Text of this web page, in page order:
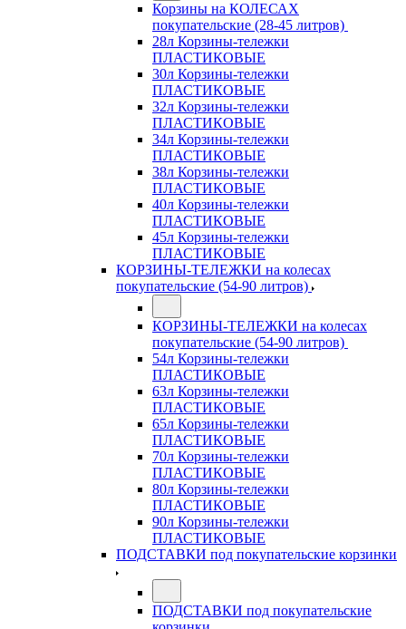
Корзины на КОЛЕСАХ
покупательские (28-45 литров)
28л Корзины-тележки
ПЛАСТИКОВЫЕ
30л Корзины-тележки
ПЛАСТИКОВЫЕ
32л Корзины-тележки
ПЛАСТИКОВЫЕ
34л Корзины-тележки
ПЛАСТИКОВЫЕ
38л Корзины-тележки
ПЛАСТИКОВЫЕ
40л Корзины-тележки
ПЛАСТИКОВЫЕ
45л Корзины-тележки
ПЛАСТИКОВЫЕ
КОРЗИНЫ-ТЕЛЕЖКИ на колесах
покупательские (54-90 литров)
КОРЗИНЫ-ТЕЛЕЖКИ на колесах
покупательские (54-90 литров)
54л Корзины-тележки
ПЛАСТИКОВЫЕ
63л Корзины-тележки
ПЛАСТИКОВЫЕ
65л Корзины-тележки
ПЛАСТИКОВЫЕ
70л Корзины-тележки
ПЛАСТИКОВЫЕ
80л Корзины-тележки
ПЛАСТИКОВЫЕ
90л Корзины-тележки
ПЛАСТИКОВЫЕ
ПОДСТАВКИ под покупательские корзинки
ПОДСТАВКИ под покупательские